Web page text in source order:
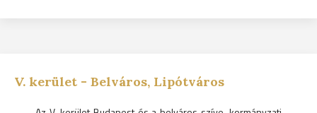
V. kerület - Belváros, Lipótváros